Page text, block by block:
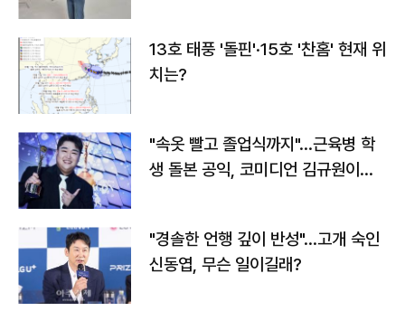
13호 태풍 '돌핀'·15호 '찬홈' 현재 위
치는?
"속옷 빨고 졸업식까지"…근육병 학
생 돌본 공익, 코미디언 김규원이었
"경솔한 언행 깊이 반성"…고개 숙인
신동엽, 무슨 일이길래?